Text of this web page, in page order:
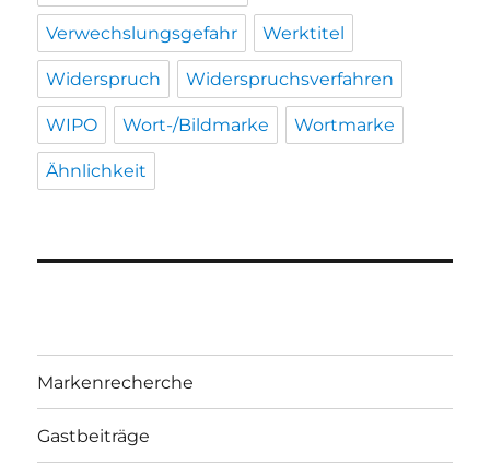
Verwechslungsgefahr Werktitel
Widerspruch Widerspruchsverfahren
WIPO Wort-/Bildmarke Wortmarke
Ähnlichkeit
Markenrecherche
Gastbeiträge